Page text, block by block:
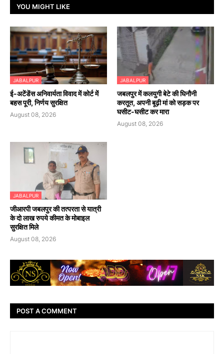
YOU MIGHT LIKE
JABALPUR
​ई-अटेंडेंस अनिवार्यता विवाद में कोर्ट में
बहस पूरी, निर्णय सुरक्षित
August 08, 2026
JABALPUR
जबलपुर में कलयुगी बेटे की घिनौनी
करतूत, अपनी बूढ़ी मां को सड़क पर
घसीट-घसीट कर मारा
August 08, 2026
JABALPUR
जीआरपी जबलपुर की तत्परता से यात्री
के दो लाख रुपये कीमत के मोबाइल
सुरक्षित मिले
August 08, 2026
POST A COMMENT